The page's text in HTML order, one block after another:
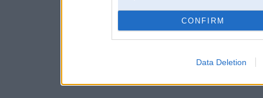
CONFIRM
Data Deletion